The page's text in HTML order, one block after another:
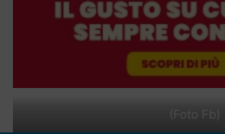
(Foto Fb)